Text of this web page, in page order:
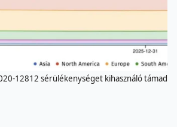
12812 sérülékenységet kihasználó